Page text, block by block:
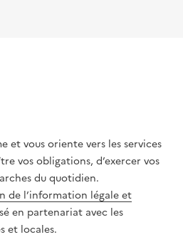
et vous oriente vers les services
vos obligations, d’exercer vos
du quotidien.
de l’information légale et
en partenariat avec les
et locales.